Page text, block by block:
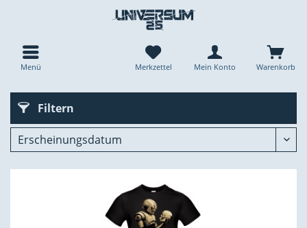
Menü Warenkorb
Merkzettel Mein Konto
Filtern